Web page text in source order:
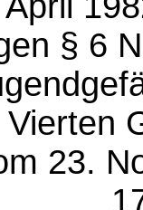
§ 6
23.